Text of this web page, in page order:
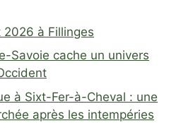
à Fillinges
Savoie cache un univers
à Sixt-Fer-à-Cheval : une
après les intempéries